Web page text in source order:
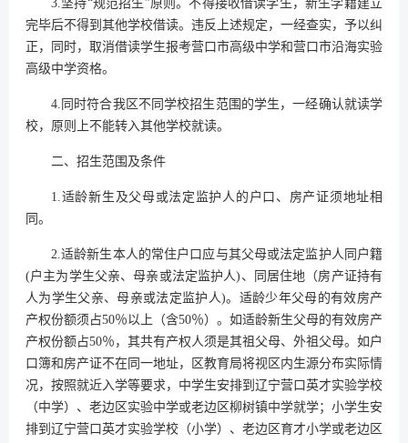
3.坚持“规范招生”原则。不得接收借读学生，新生学籍建立
完毕后不得到其他学校借读。违反上述规定，一经查实，予以纠
正，同时，取消借读学生报考营口市高级中学和营口市沿海实验
高级中学资格。
4.同时符合我区不同学校招生范围的学生，一经确认就读学
校，原则上不能转入其他学校就读。
二、招生范围及条件
1.适龄新生及父母或法定监护人的户口、房产证须地址相
同。
2.适龄新生本人的常住户口应与其父母或法定监护人同户籍
(户主为学生父亲、母亲或法定监护人)、同居住地（房产证持有
人为学生父亲、母亲或法定监护人)。适龄少年父母的有效房产
产权份额须占50％以上（含50％）。如适龄新生父母的有效房产
产权份额占50％，其共有产权人须是其祖父母、外祖父母。如户
口簿和房产证不在同一地址，区教育局将视区内生源分布实际情
况，按照就近入学等要求，中学生安排到辽宁营口英才实验学校
（中学）、老边区实验中学或老边区柳树镇中学就学；小学生安
排到辽宁营口英才实验学校（小学）、老边区育才小学或老边区